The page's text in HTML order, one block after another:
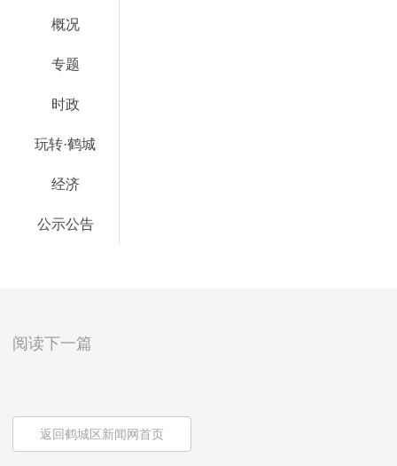
概况
专题
时政
玩转·鹤城
经济
公示公告
阅读下一篇
返回鹤城区新闻网首页